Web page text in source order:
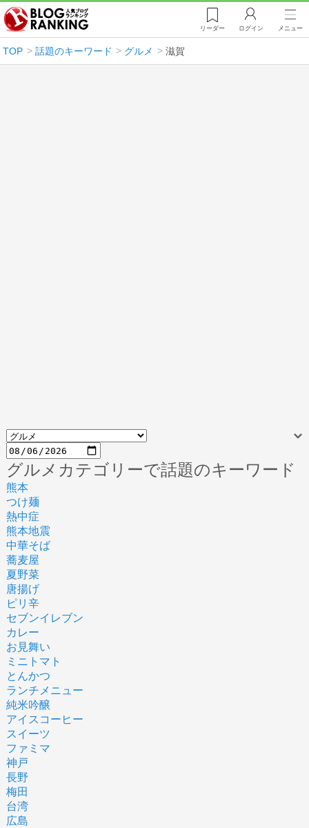
リーダー ログイン メニュー
TOP 話題のキーワード グルメ 滋賀
グルメカテゴリーで話題のキーワード
熊本
つけ麺
熱中症
熊本地震
中華そば
蕎麦屋
夏野菜
唐揚げ
ピリ辛
セブンイレブン
カレー
お見舞い
ミニトマト
とんかつ
ランチメニュー
純米吟醸
アイスコーヒー
スイーツ
ファミマ
神戸
長野
梅田
台湾
広島